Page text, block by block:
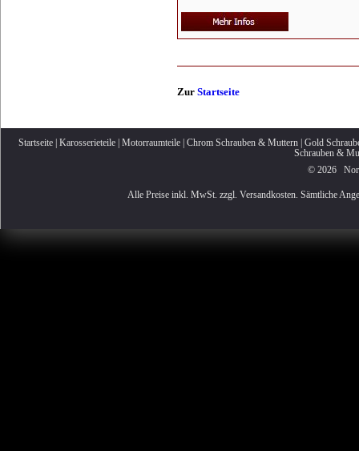
Zur Startseite
Startseite| Karosserieteile| Motorraumteile| Chrom Schrauben & Muttern| Gold
Schrauben &
© 2026
Alle Preise inkl. MwSt. zzgl. Versandkosten. Sämtliche